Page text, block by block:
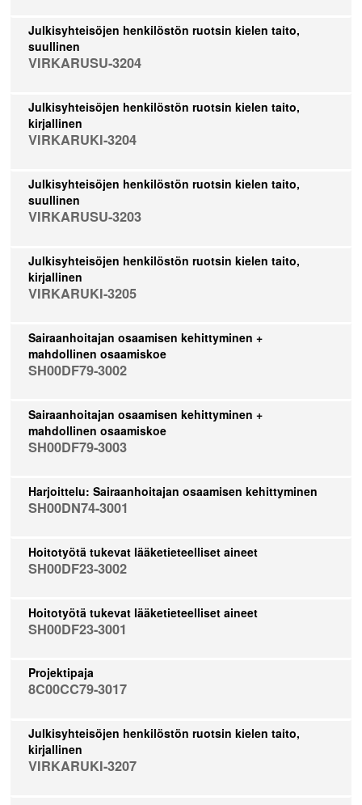
Julkisyhteisöjen henkilöstön ruotsin kielen taito,
suullinen
VIRKARUSU-3204
Julkisyhteisöjen henkilöstön ruotsin kielen taito,
kirjallinen
VIRKARUKI-3204
Julkisyhteisöjen henkilöstön ruotsin kielen taito,
suullinen
VIRKARUSU-3203
Julkisyhteisöjen henkilöstön ruotsin kielen taito,
kirjallinen
VIRKARUKI-3205
Sairaanhoitajan osaamisen kehittyminen +
mahdollinen osaamiskoe
SH00DF79-3002
Sairaanhoitajan osaamisen kehittyminen +
mahdollinen osaamiskoe
SH00DF79-3003
Harjoittelu: Sairaanhoitajan osaamisen kehittyminen
SH00DN74-3001
Hoitotyötä tukevat lääketieteelliset aineet
SH00DF23-3002
Hoitotyötä tukevat lääketieteelliset aineet
SH00DF23-3001
Projektipaja
8C00CC79-3017
Julkisyhteisöjen henkilöstön ruotsin kielen taito,
kirjallinen
VIRKARUKI-3207